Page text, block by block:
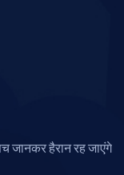
जानकर हैरान रह जाएंगे